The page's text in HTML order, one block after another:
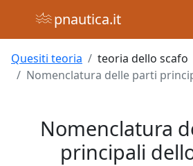
pnautica.it
Quesiti teoria
teoria dello scafo
Nomenclatura delle parti
Nomenclatura
principali